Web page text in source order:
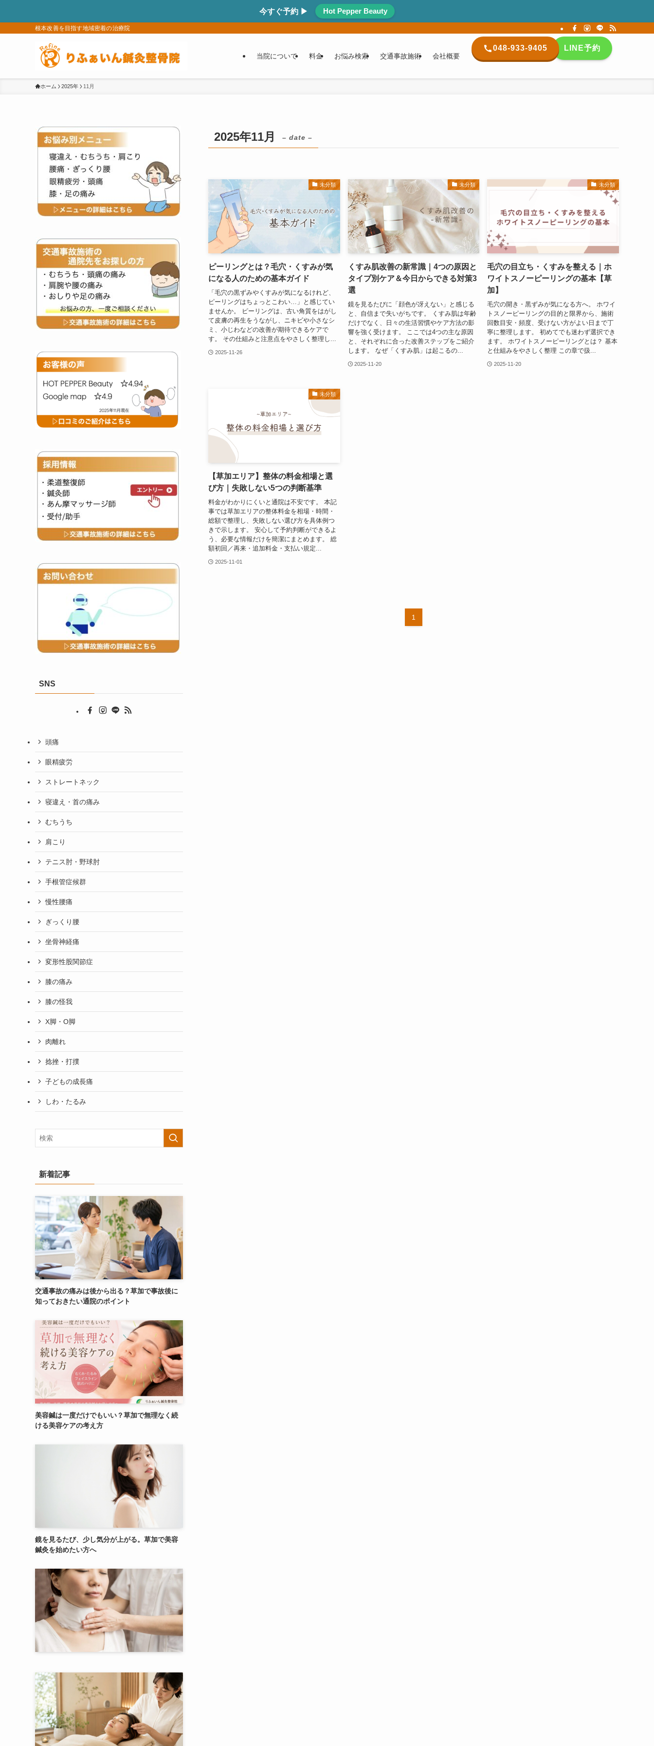
今すぐ予約 ▶ Hot Pepper Beauty
根本改善を目指す地域密着の治療院
当院について 料金 お悩み検索 交通事故施術 会社概要
048-933-9405 LINE予約
ホーム 2025年 11月
2025年11月 – date –
未分類
ピーリングとは？毛穴・くすみが気
になる人のための基本ガイド
「毛穴の黒ずみやくすみが気になるけれど、
ピーリングはちょっとこわい…」と感じてい
ませんか。 ピーリングは、古い角質をはがし
て皮膚の再生をうながし、ニキビや小さなシ
ミ、小じわなどの改善が期待できるケアで
す。 その仕組みと注意点をやさしく整理し...
2025-11-26
未分類
くすみ肌改善の新常識｜4つの原因と
タイプ別ケア＆今日からできる対策3
選
鏡を見るたびに「顔色が冴えない」と感じる
と、自信まで失いがちです。 くすみ肌は年齢
だけでなく、日々の生活習慣やケア方法の影
響を強く受けます。 ここでは4つの主な原因
と、それぞれに合った改善ステップをご紹介
します。 なぜ「くすみ肌」は起こるの...
2025-11-20
未分類
毛穴の目立ち・くすみを整える｜ホ
ワイトスノーピーリングの基本【草
加】
毛穴の開き・黒ずみが気になる方へ。 ホワイ
トスノーピーリングの目的と限界から、施術
回数目安・頻度、受けない方がよい日まで丁
寧に整理します。 初めてでも迷わず選択でき
ます。 ホワイトスノーピーリングとは？ 基本
と仕組みをやさしく整理 この章で扱...
2025-11-20
未分類
【草加エリア】整体の料金相場と選
び方｜失敗しない5つの判断基準
料金がわかりにくいと通院は不安です。 本記
事では草加エリアの整体料金を相場・時間・
総額で整理し、失敗しない選び方を具体例つ
きで示します。 安心して予約判断ができるよ
う、必要な情報だけを簡潔にまとめます。 総
額初回／再来・追加料金・支払い規定...
2025-11-01
1
SNS
頭痛
眼精疲労
ストレートネック
寝違え・首の痛み
むちうち
肩こり
テニス肘・野球肘
手根管症候群
慢性腰痛
ぎっくり腰
坐骨神経痛
変形性股関節症
膝の痛み
膝の怪我
X脚・O脚
肉離れ
捻挫・打撲
子どもの成長痛
しわ・たるみ
新着記事
交通事故の痛みは後から出る？草加で事故後に
知っておきたい通院のポイント
美容鍼は一度だけでもいい？草加で無理なく続
ける美容ケアの考え方
鏡を見るたび、少し気分が上がる。草加で美容
鍼灸を始めたい方へ